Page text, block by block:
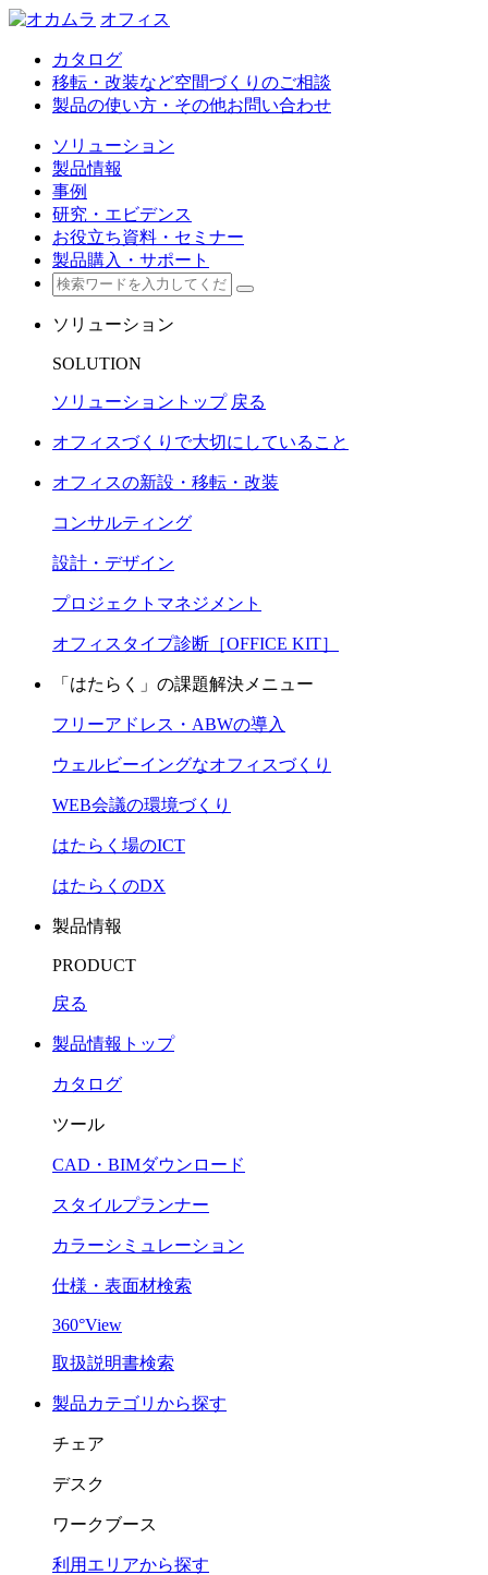
オフィス
カタログ
移転・改装など空間づくりのご相談
製品の使い方・その他お問い合わせ
ソリューション
製品情報
事例
研究・エビデンス
お役立ち資料・セミナー
製品購入・サポート
ソリューション
SOLUTION
ソリューショントップ 戻る
オフィスづくりで大切にしていること
オフィスの新設・移転・改装
コンサルティング
設計・デザイン
プロジェクトマネジメント
オフィスタイプ診断［OFFICE KIT］
「はたらく」の課題解決メニュー
フリーアドレス・ABWの導入
ウェルビーイングなオフィスづくり
WEB会議の環境づくり
はたらく場のICT
はたらくのDX
製品情報
PRODUCT
戻る
製品情報トップ
カタログ
ツール
CAD・BIMダウンロード
スタイルプランナー
カラーシミュレーション
仕様・表面材検索
360°View
取扱説明書検索
製品カテゴリから探す
チェア
デスク
ワークブース
利用エリアから探す